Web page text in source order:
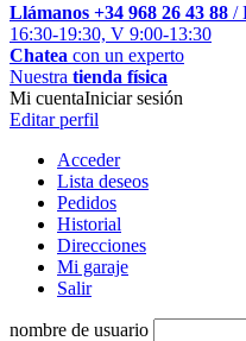
Llámanos +34 968 26 43 88 /
16:30-19:30, V 9:00-13:30
Chatea con un experto
Nuestra tienda física
Mi cuentaIniciar sesión
Editar perfil
Acceder
Lista deseos
Pedidos
Historial
Direcciones
Mi garaje
Salir
nombre de usuario